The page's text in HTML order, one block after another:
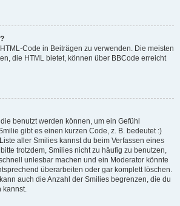
Code in Beiträgen zu verwenden. Die meisten
die HTML bietet, können über BBCode erreicht
benutzt werden können, um ein Gefühl
gibt es einen kurzen Code, z. B. bedeutet :)
aller Smilies kannst du beim Verfassen eines
trotzdem, Smilies nicht zu häufig zu benutzen,
unlesbar machen und ein Moderator könnte
überarbeiten oder gar komplett löschen.
auch die Anzahl der Smilies begrenzen, die du
kannst.